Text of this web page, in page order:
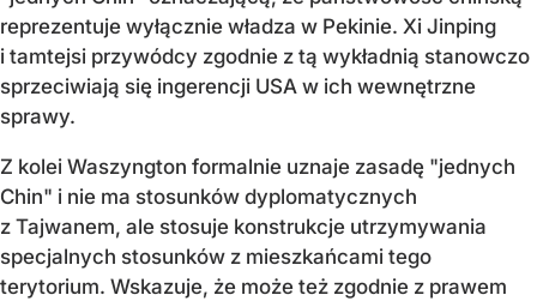
reprezentuje wyłącznie władza w Pekinie. Xi Jinping
i tamtejsi przywódcy zgodnie z tą wykładnią stanowczo
sprzeciwiają się ingerencji USA w ich wewnętrzne
sprawy.
Z kolei Waszyngton formalnie uznaje zasadę "jednych
Chin" i nie ma stosunków dyplomatycznych
z Tajwanem, ale stosuje konstrukcje utrzymywania
specjalnych stosunków z mieszkańcami tego
terytorium. Wskazuje, że może też zgodnie z prawem